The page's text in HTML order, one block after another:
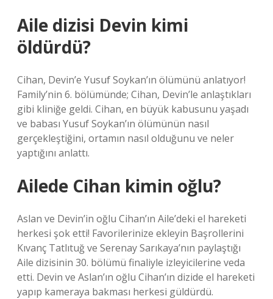
Aile dizisi Devin kimi
öldürdü?
Cihan, Devin’e Yusuf Soykan’ın ölümünü anlatıyor!
Family’nin 6. bölümünde; Cihan, Devin’le anlaştıkları
gibi kliniğe geldi. Cihan, en büyük kabusunu yaşadı
ve babası Yusuf Soykan’ın ölümünün nasıl
gerçekleştiğini, ortamın nasıl olduğunu ve neler
yaptığını anlattı.
Ailede Cihan kimin oğlu?
Aslan ve Devin’in oğlu Cihan’ın Aile’deki el hareketi
herkesi şok etti! Favorilerinize ekleyin Başrollerini
Kıvanç Tatlıtuğ ve Serenay Sarıkaya’nın paylaştığı
Aile dizisinin 30. bölümü finaliyle izleyicilerine veda
etti. Devin ve Aslan’ın oğlu Cihan’ın dizide el hareketi
yapıp kameraya bakması herkesi güldürdü.